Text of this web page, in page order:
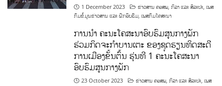
1 December 2023 ຂ່າວສານ ຄອສພ,ກິລາ ແລະ ສິລະປະ,ເພສ
ກົມຂໍ້ມູນຂ່າວສານ ແລະ ຝຶກອົບຮົມ,ເພສກົມໂຄສະນາ
ການນໍາ ຄະນະໂຄສະນາອົບຮົມສູນກາງພັກ
ຮ່ວມກິດຈະກຳບານເຕະ ຂອງຊຸດຮຽນທິດສະດີ
ການເມືອງຂັ້ນຕົ້ນ ຮຸ່ນທີ 1 ຄະນະໂຄສະນາ
ອົບຮົມສູນກາງພັກ
23 October 2023 ຂ່າວສານ ຄອສພ,ກິລາ ແລະ ສິລະປະ,ເພສ